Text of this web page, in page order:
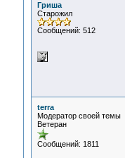
Гриша
Старожил
Сообщений: 512
terra
Модератор своей темы
Ветеран
Сообщений: 1811